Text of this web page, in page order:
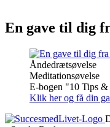
En gave til dig
Åndedrætsøvelse
Meditationsøvelse
E-bogen "10 Tips &
Klik her og få din